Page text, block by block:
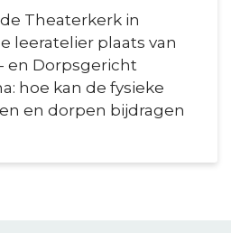
Theaterkerk in
leeratelier plaats van
en Dorpsgericht
hoe kan de fysieke
en dorpen bijdragen